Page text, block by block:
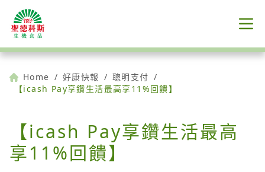
Home / 好康快報 / 聰明支付 /
【icash Pay享鑽生活最高享11%回饋】
【icash Pay享鑽生活最高
享11%回饋】